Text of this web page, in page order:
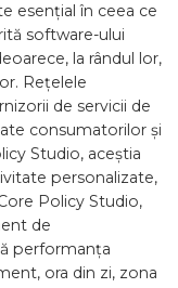
esențial în ceea ce
software-ului
la rândul lor,
Rețelele
de servicii de
consumatorilor și
Studio, aceștia
personalizate,
Policy Studio,
de
performanța
ora din zi, zona